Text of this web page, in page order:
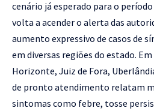
cenário já esperado para o
volta a acender o alerta das
aumento expressivo de casos de
em diversas regiões do estado.
Horizonte, Juiz de Fora,
de pronto atendimento relatam
sintomas como febre, tosse